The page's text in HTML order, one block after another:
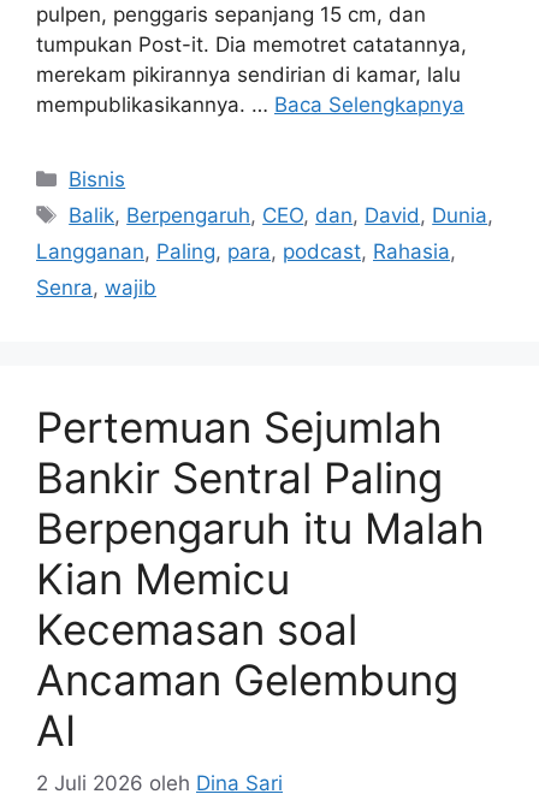
pulpen, penggaris sepanjang 15 cm, dan
tumpukan Post-it. Dia memotret catatannya,
merekam pikirannya sendirian di kamar, lalu
mempublikasikannya. … Baca Selengkapnya
Kategori
Bisnis
Tag
Balik, Berpengaruh, CEO, dan, David , Dunia,
Langganan, Paling, para, podcast, Rahasia,
Senra, wajib
Pertemuan Sejumlah
Bankir Sentral Paling
Berpengaruh itu Malah
Kian Memicu
Kecemasan soal
Ancaman Gelembung
AI
2 Juli 2026 oleh Dina Sari